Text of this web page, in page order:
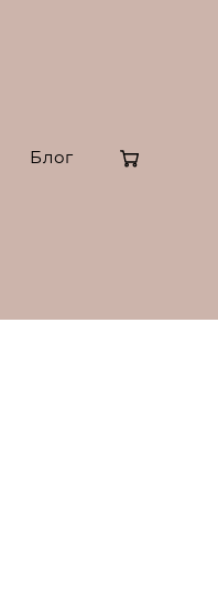
Блог